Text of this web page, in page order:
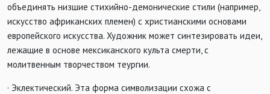
объединять низшие стихийно-демонические стили (например,
искусство африканских племен) с христианскими основами
европейского искусства. Художник может синтезировать идеи,
лежащие в основе мексиканского культа смерти, с
молитвенным творчеством теургии.
· Эклектический. Эта форма символизации схожа с